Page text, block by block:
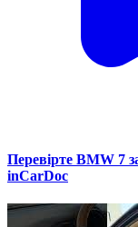
Перевірте BMW 7
inCarDoc